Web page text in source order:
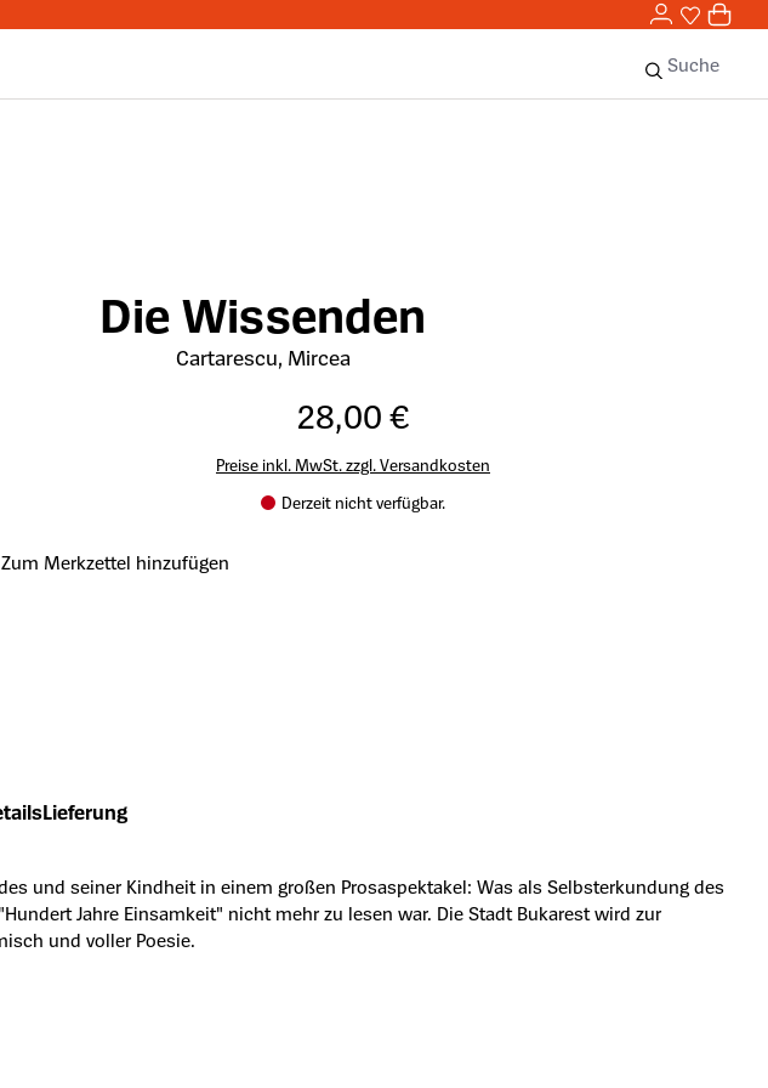
0,00
0
Suche
Die Wissenden
Cartarescu, Mircea
28,00 €
Preise inkl. MwSt. zzgl. Versandkosten
Derzeit nicht verfügbar.
Zum Merkzettel hinzufügen
Lieferung
und seiner Kindheit in einem großen Prosaspektakel: Was als Selbsterkundung des
Jahre Einsamkeit" nicht mehr zu lesen war. Die Stadt Bukarest wird zur
und voller Poesie.